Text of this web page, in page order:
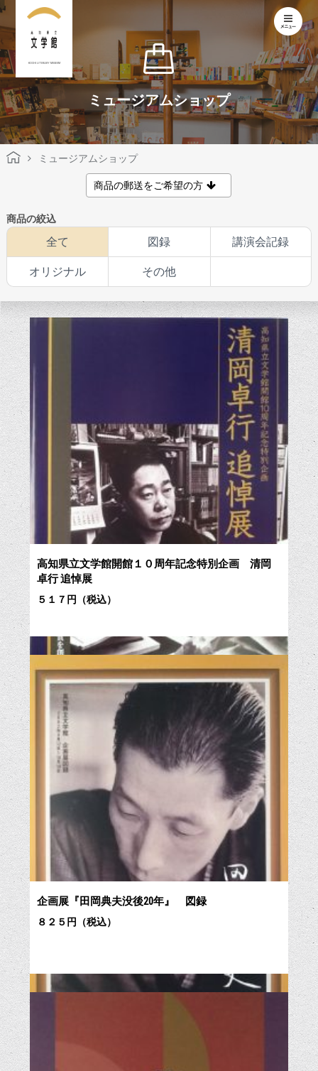
KOCHI LITERARY MUSEUM
ミュージアムショップ
ミュージアムショップ
商品の郵送をご希望の方
商品の絞込
全て 図録 講演会記録
オリジナル その他
高知県立文学館開館１０周年記念特別企画 清岡
卓行 追悼展
５１７円（税込）
企画展『田岡典夫没後20年』 図録
８２５円（税込）